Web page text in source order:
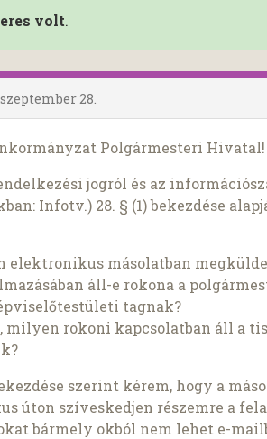
volt.
szeptember 28.
Polgármesteri Hivatal!
jogról és az
Infotv.) 28. § (1) bekezdése
elektronikus másolatban
áll-e rokona a
tagnak?
milyen rokoni kapcsolatban áll a
szerint kérem, hogy a
úton szíveskedjen részemre a
bármely okból nem lehet e-